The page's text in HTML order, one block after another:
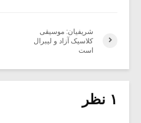
شریفیان: موسیقی
کلاسیک آزاد و لیبرال
است
۱ نظر